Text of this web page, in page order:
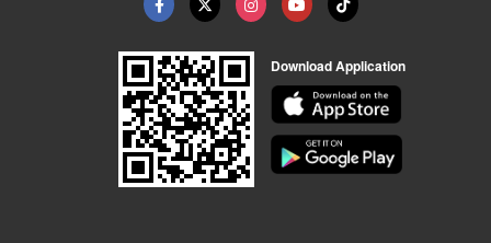
Download Application